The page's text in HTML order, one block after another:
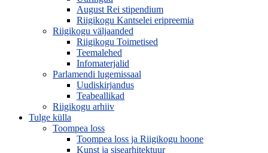
August Rei stipendium
Riigikogu Kantselei eripreemia
Riigikogu väljaanded
Riigikogu Toimetised
Teemalehed
Infomaterjalid
Parlamendi lugemissaal
Uudiskirjandus
Teabeallikad
Riigikogu arhiiv
Tulge külla
Toompea loss
Toompea loss ja Riigikogu hoone
Kunst ja sisearhitektuur